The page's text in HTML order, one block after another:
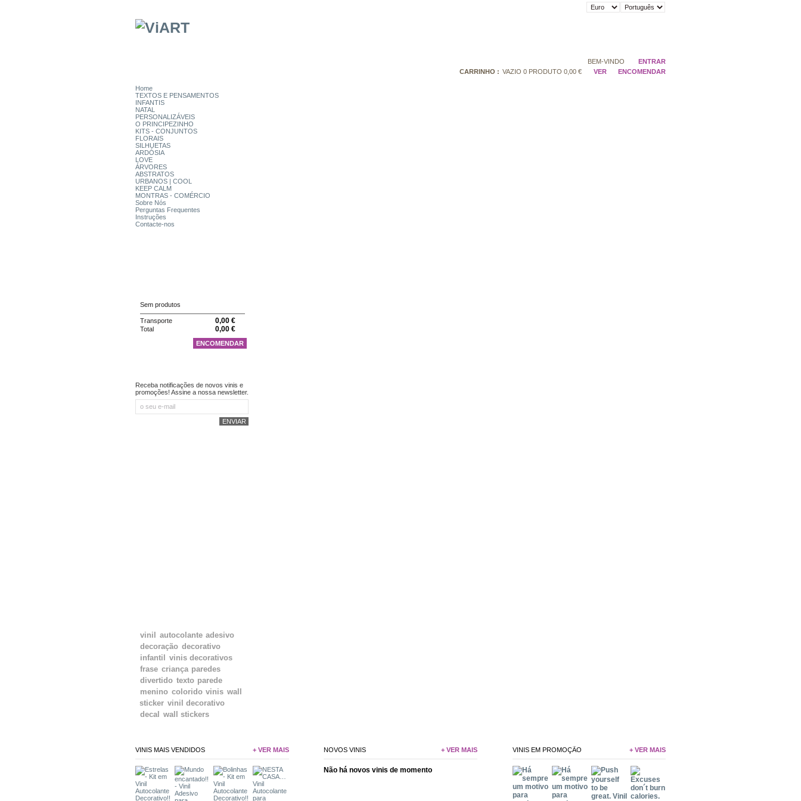
BEM-VINDO
ENTRAR
CARRINHO : VAZIO 0 PRODUTO0,00 € VER ENCOMENDAR
Home
TEXTOS E PENSAMENTOS
INFANTIS
NATAL
PERSONALIZÁVEIS
O PRINCIPEZINHO
KITS - CONJUNTOS
FLORAIS
SILHUETAS
ARDÓSIA
LOVE
ÁRVORES
ABSTRATOS
URBANOS | COOL
KEEP CALM
MONTRAS - COMÉRCIO
Sobre Nós
Perguntas Frequentes
Instruções
Contacte-nos
Sem produtos
Transporte 0,00 €
Total 0,00 €
ENCOMENDAR
Receba notificações de novos vinis e
promoções! Assine a nossa newsletter.
vinil
autocolante adesivo
decoração decorativo
infantil
vinis decorativos
frase criança paredes
divertido texto parede
menino colorido vinis wall
sticker vinil decorativo
decal wall stickers
VINIS MAIS VENDIDOS + VER MAIS NOVOS VINIS + VER MAIS
Não há novos vinis de momento
VINIS EM PROMOÇÃO + VER MAIS